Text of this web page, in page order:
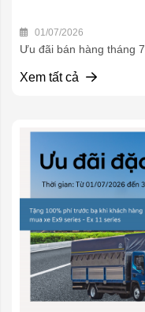
01/07/2026
Ưu đãi bán hàng tháng
Xem tất cả